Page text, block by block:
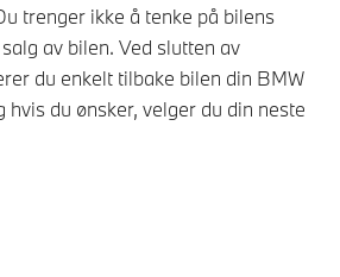
trenger ikke å tenke på bilens
av bilen. Ved slutten av
du enkelt tilbake bilen din BMW
hvis du ønsker, velger du din neste